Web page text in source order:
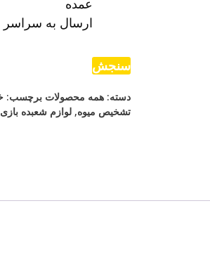
عمده
ارسال به سراسر
سنجش
دسته: همه محصولات برچسب:
تشخیص میوه, لوازم شعبده بازی